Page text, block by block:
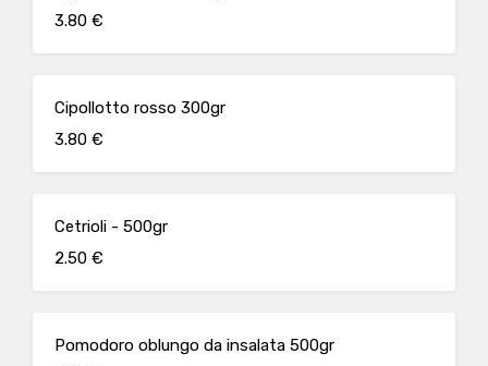
3.80 €
Cipollotto rosso 300gr
3.80 €
Cetrioli - 500gr
2.50 €
Pomodoro oblungo da insalata 500gr